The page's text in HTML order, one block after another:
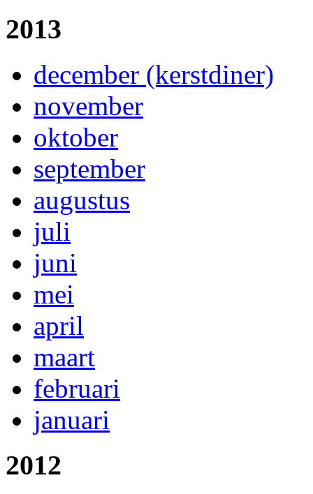
2013
december (kerstdiner)
november
oktober
september
augustus
juli
juni
mei
april
maart
februari
januari
2012